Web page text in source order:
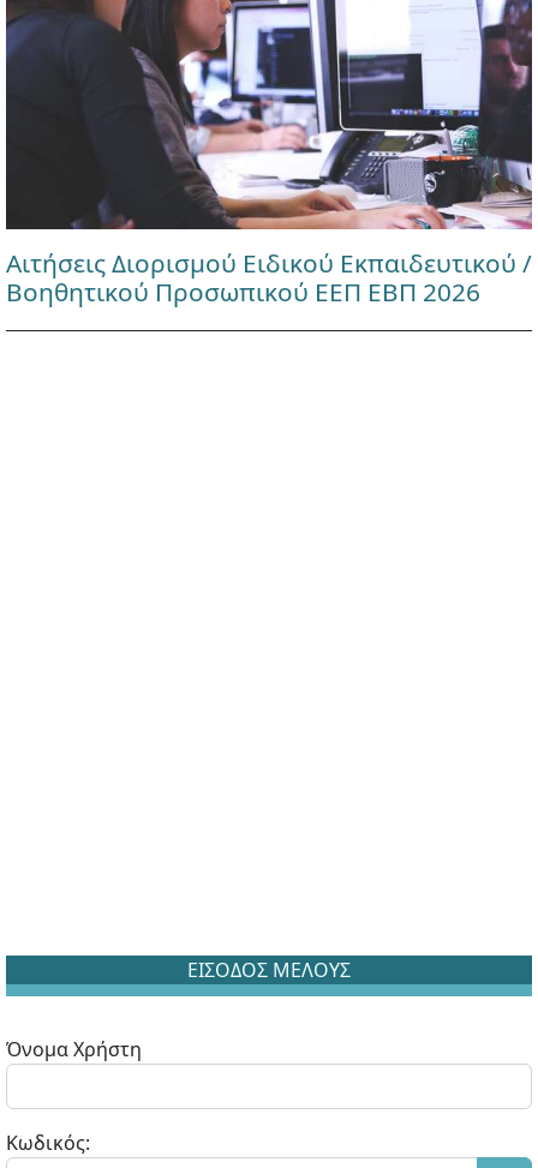
Αιτήσεις Διορισμού Ειδικού Εκπαιδευτικού /
Βοηθητικού Προσωπικού ΕΕΠ ΕΒΠ 2026
ΕΙΣΟΔΟΣ ΜΕΛΟΥΣ
Όνομα Χρήστη
Κωδικός: